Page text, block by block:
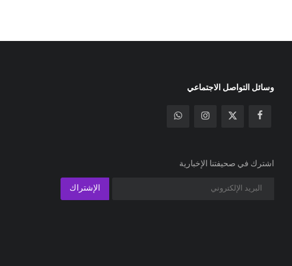
وسائل التواصل الاجتماعي
اشترك في صحيفتنا الإخبارية
الإشتراك